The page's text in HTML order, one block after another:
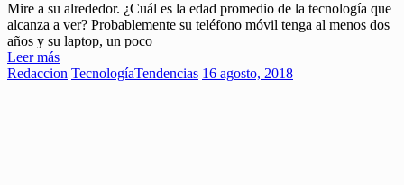
Mire a su alrededor. ¿Cuál es la edad promedio de la tecnología que
alcanza a ver? Probablemente su teléfono móvil tenga al menos dos
años y su laptop, un poco
Leer más
Redaccion TecnologíaTendencias 16 agosto, 2018